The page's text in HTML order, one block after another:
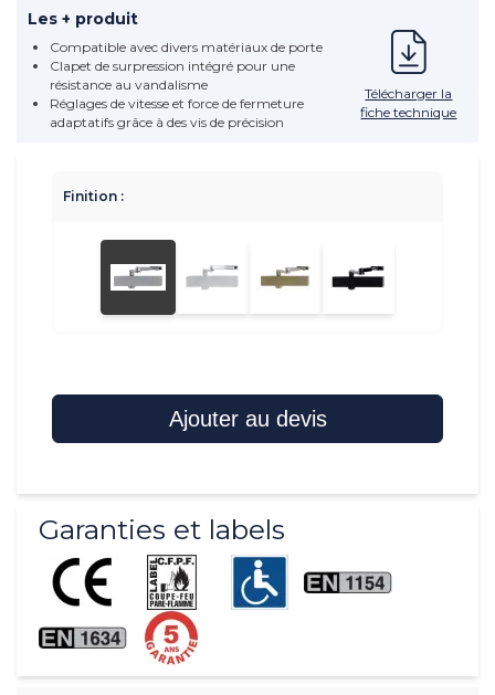
Les + produit
Compatible avec divers matériaux de porte
Clapet de surpression intégré pour une
résistance au vandalisme
Réglages de vitesse et force de fermeture
adaptatifs grâce à des vis de précision
Télécharger la
fiche technique
Finition :
Ajouter au devis
Garanties et labels